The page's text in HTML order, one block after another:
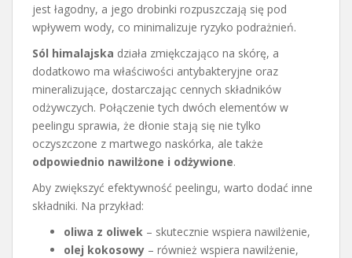
jest łagodny, a jego drobinki rozpuszczają się pod
wpływem wody, co minimalizuje ryzyko podrażnień.
Sól himalajska działa zmiękczająco na skórę, a
dodatkowo ma właściwości antybakteryjne oraz
mineralizujące, dostarczając cennych składników
odżywczych. Połączenie tych dwóch elementów w
peelingu sprawia, że dłonie stają się nie tylko
oczyszczone z martwego naskórka, ale także
odpowiednio nawilżone i odżywione.
Aby zwiększyć efektywność peelingu, warto dodać inne
składniki. Na przykład:
oliwa z oliwek – skutecznie wspiera nawilżenie,
olej kokosowy – również wspiera nawilżenie,